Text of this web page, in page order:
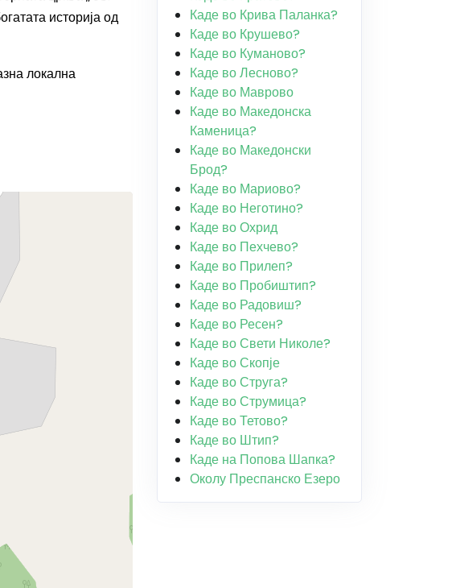
историја од
локална
Каде во Крива Паланка?
Каде во Крушево?
Каде во Куманово?
Каде во Лесново?
Каде во Маврово
Каде во Македонска
Каменица?
Каде во Македонски
Брод?
Каде во Мариово?
Каде во Неготино?
Каде во Охрид
Каде во Пехчево?
Каде во Прилеп?
Каде во Пробиштип?
Каде во Радовиш?
Каде во Ресен?
Каде во Свети Николе?
Каде во Скопје
Каде во Струга?
Каде во Струмица?
Каде во Тетово?
Каде во Штип?
Каде на Попова Шапка?
Околу Преспанско Езеро